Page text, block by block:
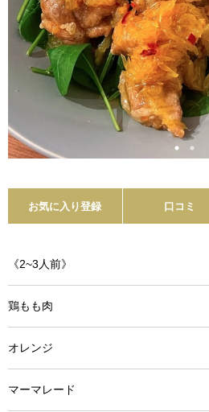
お気に入り登録 口コミ
《2~3人前》
鶏もも肉
オレンジ
マーマレード